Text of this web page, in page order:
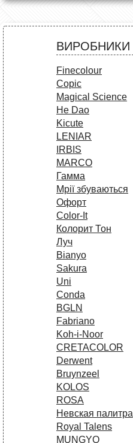
ВИРОБНИКИ
Finecolour
Copic
Magical Science
He Dao
Kicute
LENIAR
IRBIS
MARCO
Гамма
Мрії збуваються
Офорт
Сolor-It
Колорит Тон
Луч
Bianyo
Sakura
Uni
Conda
BGLN
Fabriano
Koh-i-Noor
CRETACOLOR
Derwent
Bruynzeel
KOLOS
ROSA
Невская палитра
Royal Talens
MUNGYO